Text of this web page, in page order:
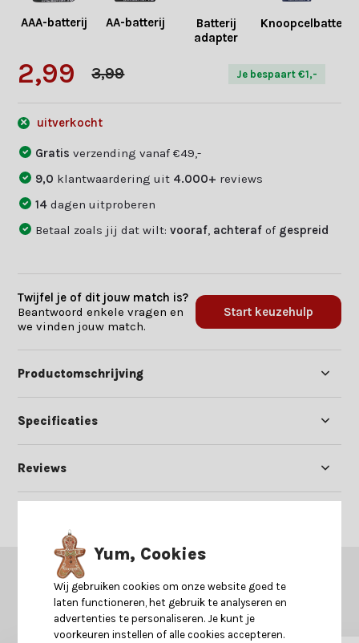
AAA-batterij AA-batterij
Batterij
adapter
Knoopcelbatterij
2,99 3,99 Je bespaart €1,-
uitverkocht
Gratisverzending vanaf €49,-
9,0 klantwaardering uit 4.000+ reviews
14dagen uitproberen
Betaal zoals jij dat wilt:vooraf achteraf of gespreid
Twijfel je of dit jouw match is?
Beantwoord enkele vragen en
we vinden jouw match.
Start keuzehulp
Productomschrijving
Specificaties
Reviews
GERELATEERDE PRODUCTEN
Misschien is dit ook iets voor je?
Yum, Cookies
Wij gebruiken cookies om onze website goed te
laten functioneren, het gebruik te analyseren en
advertenties te personaliseren. Je kunt je
voorkeuren instellen of alle cookies accepteren.